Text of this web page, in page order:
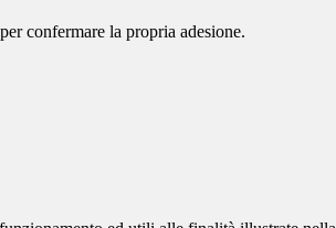
confermare la propria adesione.